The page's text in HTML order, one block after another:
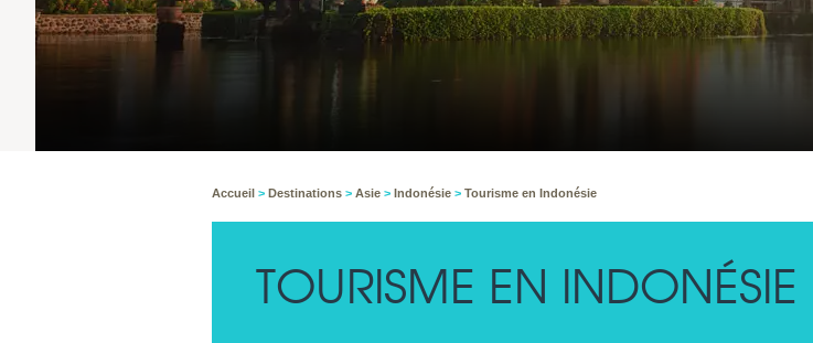
Accueil > Destinations > Asie > Indonésie > Tourisme en Indonésie
TOURISME EN INDONÉSIE